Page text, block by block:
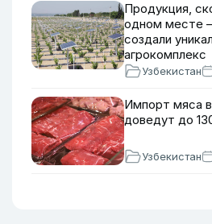
Продукция,
одном месте
создали
агрокомплекс
Узбекистан
Импорт мяса
доведут до
Узбекистан